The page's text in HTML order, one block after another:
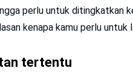
perlu untuk ditingkatkan
kenapa kamu perlu untuk
tertentu